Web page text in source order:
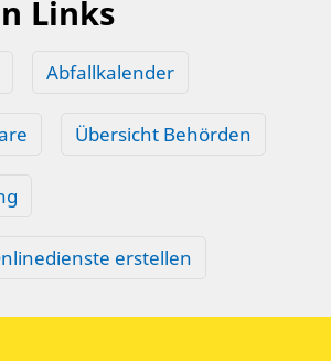
Links
Abfallkalender
Übersicht Behörden
erstellen